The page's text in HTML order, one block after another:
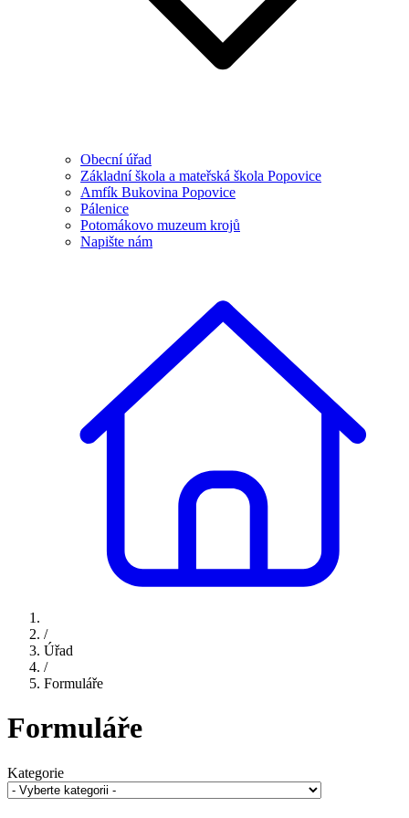
Obecní úřad
Základní škola a mateřská škola Popovice
Amfík Bukovina Popovice
Pálenice
Potomákovo muzeum krojů
Napište nám
/
Úřad
/
Formuláře
Formuláře
Kategorie